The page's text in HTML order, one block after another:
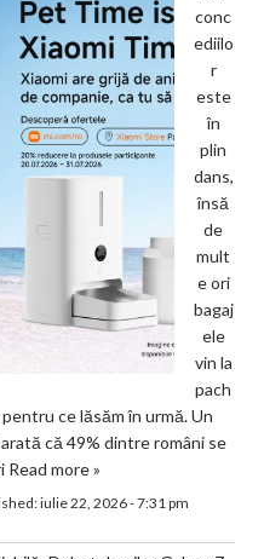
conc
ediilo
r
este
în
plin
dans,
însă
de
mult
e ori
bagaj
ele
vin la
pach
ce lăsăm în urmă. Un
că 49% dintre români se
Read more »
iulie 22, 2026 - 7:31 pm